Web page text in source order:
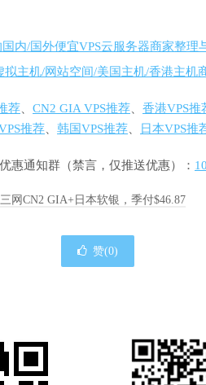
内/国外便宜VPS云服务器商家整理
拟主机/网站空间/美国主机/香港主机
荐、 CN2 GIA VPS推荐、 香港VPS推
推荐、 韩国VPS推荐、 日本VPS推
惠通知群（禁言，仅推送优惠）：
网CN2 GIA+日本软银，季付$46.87
赞(0)